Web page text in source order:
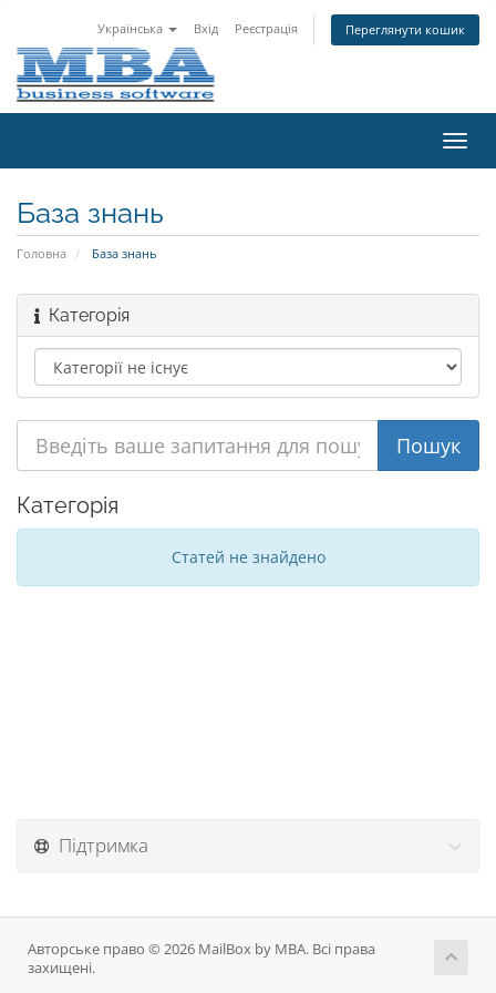
Українська Вхід Реєстрація Переглянути кошик
База знань
Головна База знань
Категорія
Категорія
Статей не знайдено
Підтримка
Авторське право © 2026 MailBox by MBA. Всі права
захищені.